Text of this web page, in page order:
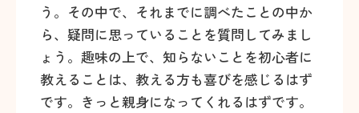
う。その中で、それまでに調べたことの中か
ら、疑問に思っていることを質問してみまし
ょう。趣味の上で、知らないことを初心者に
教えることは、教える方も喜びを感じるはず
です。きっと親身になってくれるはずです。